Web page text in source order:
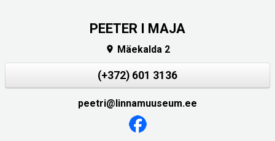
PEETER I MAJA
 Mäekalda 2
(+372) 601 3136
peetri@linnamuuseum.ee